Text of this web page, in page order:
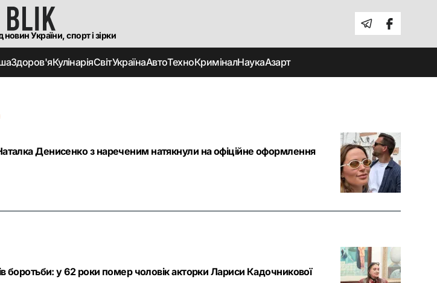
новин України, спорт і зірки
Здоров'яКулінаріяСвітУкраїнаАвтоТехноКриміналНаукаАзарт
Денисенко з нареченим натякнули на офіційне оформлення
боротьби: у 62 роки помер чоловік акторки Лариси Кадочникової